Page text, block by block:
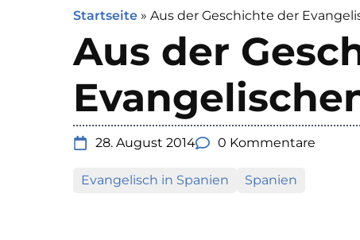
Startseite » Aus der Geschichte der
Aus der
28. August 2014 0 Kommentare
Evangelisch in Spanien Spanien